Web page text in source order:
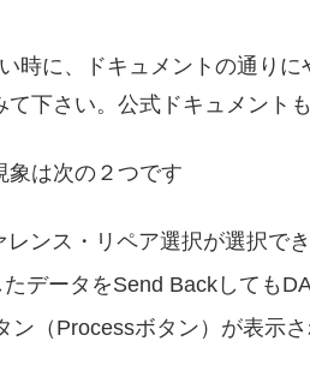
時に、ドキュメントの通りに
下さい。公式ドキュメント
象は次の２つです
ンス・リペア選択が選択で
データをSend Backしても
ン（Processボタン）が表示さ